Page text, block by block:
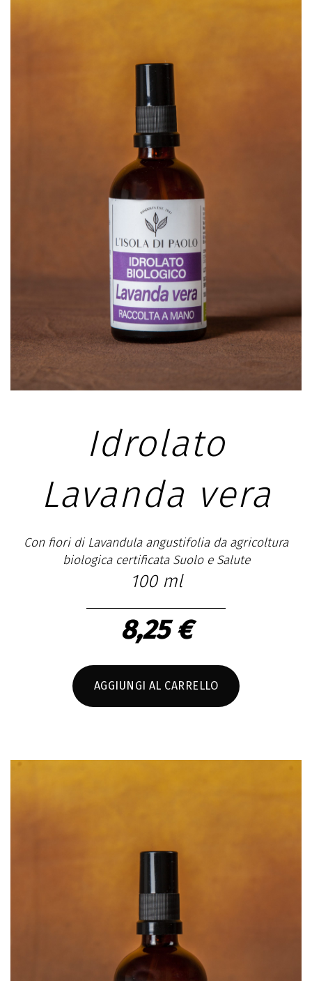
SCHEDA PRODOTTO
Idrolato
Lavanda vera
Con fiori di Lavandula angustifolia da agricoltura
biologica certificata Suolo e Salute
100 ml
8,25 €
AGGIUNGI AL CARRELLO
SCHEDA PRODOTTO